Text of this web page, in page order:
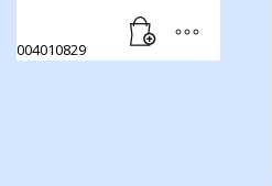
004010829